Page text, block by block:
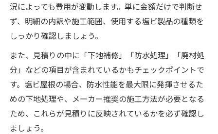
況によっても費用が変動します。単に金額だけで判断せ
ず、明細の内訳や施工範囲、使用する塩ビ製品の種類を
しっかり確認しましょう。
また、見積りの中に「下地補修」「防水処理」「廃材処
分」などの項目が含まれているかもチェックポイントで
す。塩ビ屋根の場合、防水性能を最大限に発揮させるた
めの下地処理や、メーカー推奨の施工方法が必要となる
ため、これらが見積りに反映されているかを必ず確認し
ましょう。